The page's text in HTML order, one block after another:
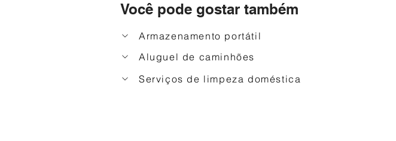
Você pode gostar também
Armazenamento portátil
Aluguel de caminhões
Serviços de limpeza doméstica